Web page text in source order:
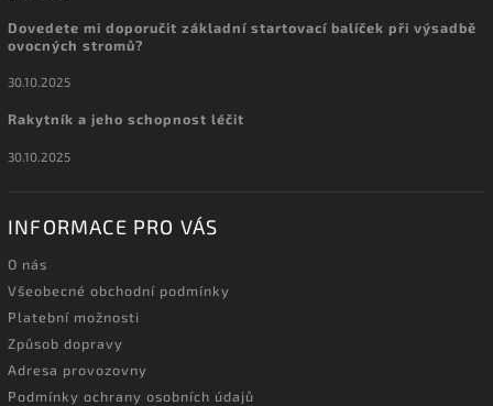
Dovedete mi doporučit základní startovací balíček při výsadbě
ovocných stromů?
30.10.2025
Rakytník a jeho schopnost léčit
30.10.2025
INFORMACE PRO VÁS
O nás
Všeobecné obchodní podmínky
Platební možnosti
Způsob dopravy
Adresa provozovny
Podmínky ochrany osobních údajů